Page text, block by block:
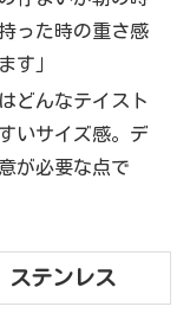
った時の重さ感
す」
どんなテイスト
いサイズ感。デ
が必要な点で
ステンレス